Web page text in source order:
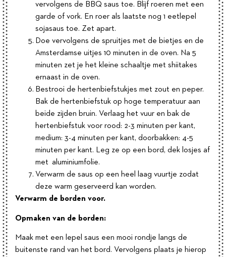
vervolgens de BBQ saus toe. Blijf roeren met een
garde of vork. En roer als laatste nog 1 eetlepel
sojasaus toe. Zet apart.
Doe vervolgens de spruitjes met de bietjes en de
Amsterdamse uitjes 10 minuten in de oven. Na 5
minuten zet je het kleine schaaltje met shiitakes
ernaast in de oven.
Bestrooi de hertenbiefstukjes met zout en peper.
Bak de hertenbiefstuk op hoge temperatuur aan
beide zijden bruin. Verlaag het vuur en bak de
hertenbiefstuk voor rood: 2-3 minuten per kant,
medium: 3-4 minuten per kant, doorbakken: 4-5
minuten per kant. Leg ze op een bord, dek losjes af
met aluminiumfolie.
Verwarm de saus op een heel laag vuurtje zodat
deze warm geserveerd kan worden.
Verwarm de borden voor.
Opmaken van de borden:
Maak met een lepel saus een mooi rondje langs de
buitenste rand van het bord. Vervolgens plaats je hierop